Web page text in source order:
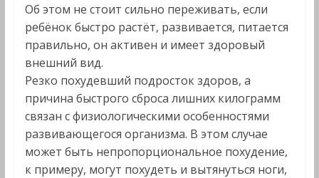
Об этом не стоит сильно переживать, если
ребёнок быстро растёт, развивается, питается
правильно, он активен и имеет здоровый
внешний вид.
Резко похудевший подросток здоров, а
причина быстрого сброса лишних килограмм
связан с физиологическими особенностями
развивающегося организма. В этом случае
может быть непропорциональное похудение,
к примеру, могут похудеть и вытянуться ноги,